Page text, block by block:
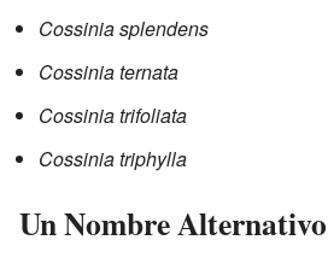
Cossinia splendens
Cossinia ternata
Cossinia trifoliata
Cossinia triphylla
Un Nombre